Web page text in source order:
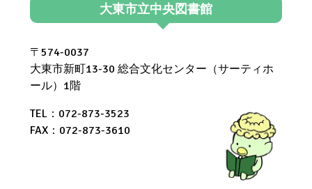
大東市立中央図書館
〒574-0037
大東市新町13-30 総合文化センター（サーティホ
ール）1階
TEL：072-873-3523
FAX：072-873-3610